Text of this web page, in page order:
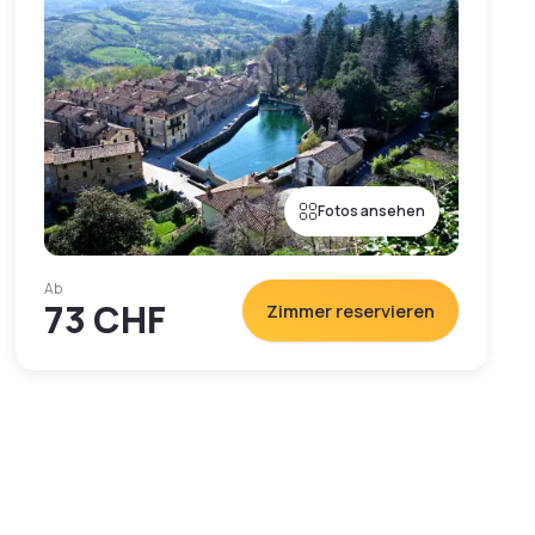
Fotos ansehen
Ab
73 CHF Zimmer reservieren